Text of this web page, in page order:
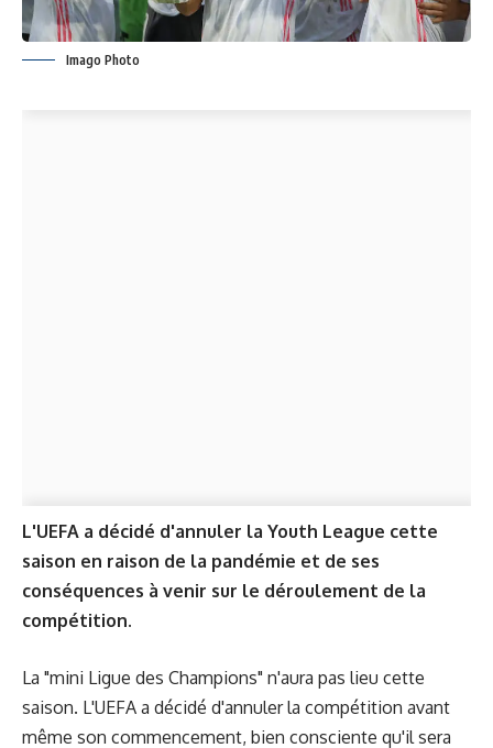
Imago Photo
L'UEFA a décidé d'annuler la Youth League cette
saison en raison de la pandémie et de ses
conséquences à venir sur le déroulement de la
compétition.
La "mini Ligue des Champions" n'aura pas lieu cette
saison. L'UEFA a décidé d'annuler la compétition avant
même son commencement, bien consciente qu'il sera